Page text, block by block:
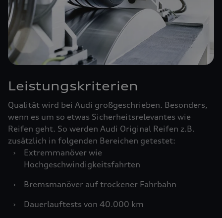
Leistungskriterien
Qualität wird bei Audi großgeschrieben. Besonders,
wenn es um so etwas Sicherheitsrelevantes wie
Reifen geht. So werden Audi Original Reifen z.B.
zusätzlich in folgenden Bereichen getestet:
›
Extremmanöver wie
Hochgeschwindigkeitsfahrten
›
Bremsmanöver auf trockener Fahrbahn
›
Dauerlauftests von 40.000 km